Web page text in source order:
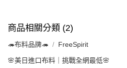
商品相關分類 (2)
🦔布料品牌🦔 FreeSpirit
🌸美日進口布料｜挑戰全網最低🌸